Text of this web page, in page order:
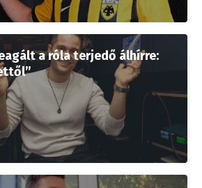
a róla terjedő álhírre: